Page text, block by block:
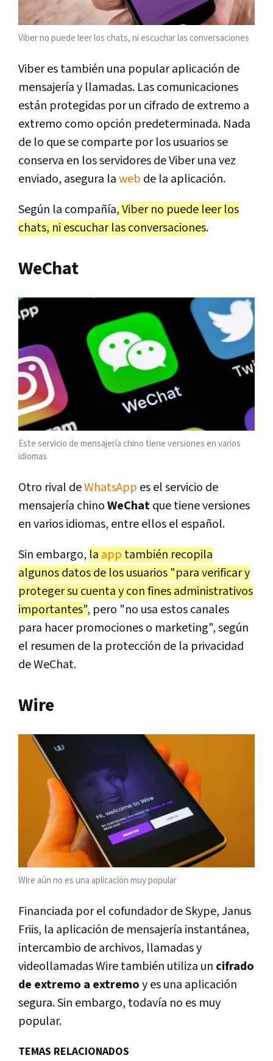
Viber no puede leer los chats, ni escuchar las conversaciones
Viber es también una popular aplicación de
mensajería y llamadas. Las comunicaciones
están protegidas por un cifrado de extremo a
extremo como opción predeterminada. Nada
de lo que se comparte por los usuarios se
conserva en los servidores de Viber una vez
enviado, asegura laweb de la aplicación.
Según la compañía,Viber no puede leer los
chats, ni escuchar las conversaciones.
WeChat
Este servicio de mensajería chino tiene versiones en varios
idiomas
Otro rival deWhatsApp es el servicio de
mensajería chinoWeChatque tiene versiones
en varios idiomas, entre ellos el español.
Sin embargo, la app también recopila
algunos datos de los usuarios "para verificar y
proteger su cuenta y con fines administrativos
importantes", pero "no usa estos canales
para hacer promociones o marketing", según
el resumen de la protección de la privacidad
de WeChat.
Wire
Wire aún no es una aplicación muy popular
Financiada por el cofundador de Skype, Janus
Friis, la aplicación de mensajería instantánea,
intercambio de archivos, llamadas y
videollamadas Wire también utiliza un cifrado
de extremo a extremoy es una aplicación
segura. Sin embargo, todavía no es muy
popular.
TEMAS RELACIONADOS